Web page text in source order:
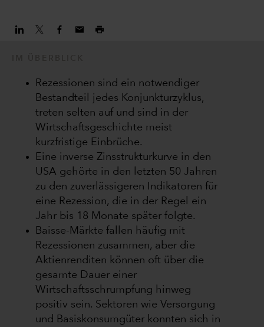
Rezessionen sind ein notwendiger
Bestandteil jedes Konjunkturzyklus,
treten selten auf und sind in der
Wirtschaftsgeschichte meist
kurzfristige Einbrüche.
Eine inverse Zinsstrukturkurve in den
USA gehörte in den letzten 50 Jahren
zu den zuverlässigeren Indikatoren für
eine Rezession, die in der Regel ein
Jahr bis 18 Monate später folgte.
Baisse-Märkte fallen häufig mit
Rezessionen zusammen, aber die
Aktienrenditen können oft über die
gesamte Dauer einer
Wirtschaftsschrumpfung hinweg
positiv sein. Sektoren wie Versorgung
und Basiskonsumgüter konnten sich in